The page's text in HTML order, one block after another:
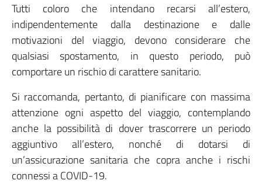
Tutti coloro che intendano recarsi all’estero,
indipendentemente dalla destinazione e dalle
motivazioni del viaggio, devono considerare che
qualsiasi spostamento, in questo periodo, può
comportare un rischio di carattere sanitario.
Si raccomanda, pertanto, di pianificare con massima
attenzione ogni aspetto del viaggio, contemplando
anche la possibilità di dover trascorrere un periodo
aggiuntivo all’estero, nonché di dotarsi di
un’assicurazione sanitaria che copra anche i rischi
connessi a COVID-19.